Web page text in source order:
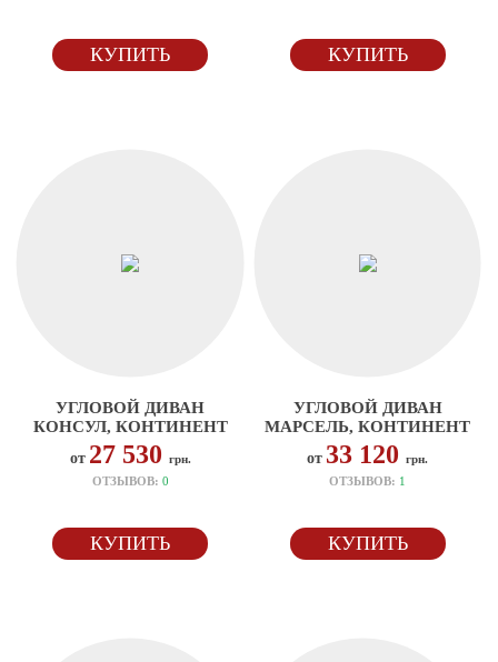
КУПИТЬ КУПИТЬ
УГЛОВОЙ ДИВАН
КОНСУЛ, КОНТИНЕНТ
от 27 530 грн.
ОТЗЫВОВ: 0
КУПИТЬ
УГЛОВОЙ ДИВАН
МАРСЕЛЬ, КОНТИНЕНТ
от 33 120грн.
ОТЗЫВОВ: 1
КУПИТЬ